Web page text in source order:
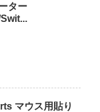
ター
マウス用貼り